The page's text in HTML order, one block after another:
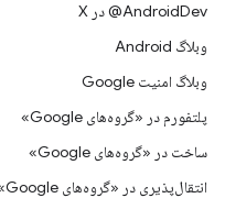
‫‎@AndroidDev در X
وبلاگ Android
وبلاگ امنیت Google
پلتفورم در «گروه‌های Google»
ساخت در «گروه‌های Google»
انتقال‌پذیری در «گروه‌های Google»